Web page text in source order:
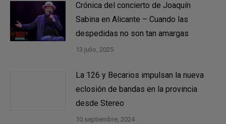
Crónica del concierto de Joaquín
Sabina en Alicante – Cuando las
despedidas no son tan amargas
13 julio, 2025
La 126 y Becarios impulsan la nueva
eclosión de bandas en la provincia
desde Stereo
10 septiembre, 2024